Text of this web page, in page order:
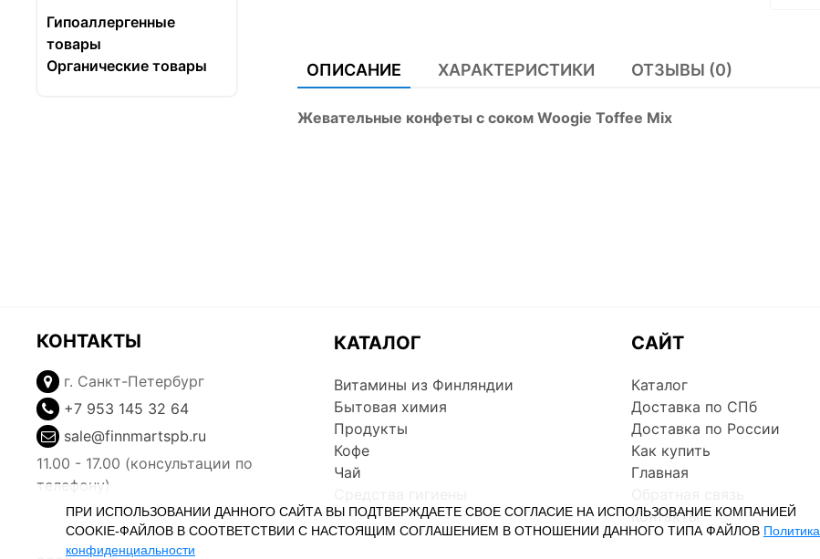
Гипоаллергенные
товары
Органические товары
ОПИСАНИЕ ХАРАКТЕРИСТИКИ ОТЗЫВЫ (0)
Жевательные конфеты с соком Woogie Toffee Mix
КОНТАКТЫ
г. Санкт-Петербург
+7 953 145 32 64
sale@finnmartspb.ru
11.00 - 17.00 (консультации по
телефону)
КАТАЛОГ
Витамины из Финляндии
Бытовая химия
Продукты
Кофе
Чай
САЙТ
Каталог
Доставка по СПб
Доставка по России
Как купить
Главная
Контакты
ПРИ ИСПОЛЬЗОВАНИИ ДАННОГО САЙТА ВЫ ПОДТВЕРЖДАЕТЕ СВОЕ СОГЛАСИЕ НА ИСПОЛЬЗОВАНИЕ КОМПАНИЕЙ
COOKIE-ФАЙЛОВ В СООТВЕТСТВИИ С НАСТОЯЩИМ СОГЛАШЕНИЕМ В ОТНОШЕНИИ ДАННОГО ТИПА ФАЙЛОВ Политика
конфиденциальности